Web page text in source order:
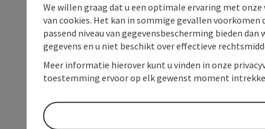
We willen graag dat u een optimale ervaring met
van cookies. Het kan in sommige gevallen voorkomen
passend niveau van gegevensbescherming bieden
gegevens en u niet beschikt over effectieve
Meer informatie hierover kunt u vinden in onze
toestemming ervoor op elk gewenst moment